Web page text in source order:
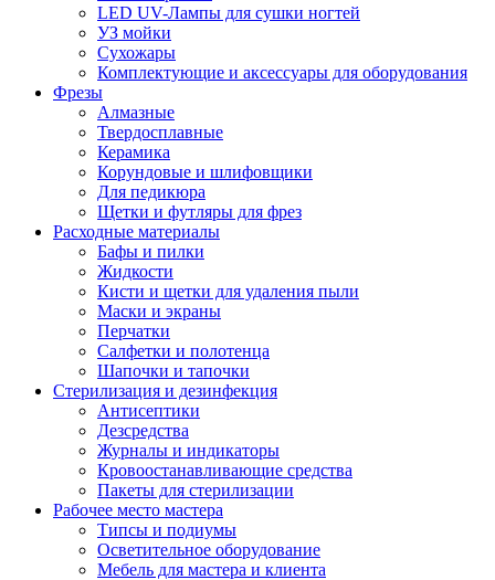
LED UV-Лампы для сушки ногтей
УЗ мойки
Сухожары
Комплектующие и аксессуары для оборудования
Фрезы
Алмазные
Твердосплавные
Керамика
Корундовые и шлифовщики
Для педикюра
Щетки и футляры для фрез
Расходные материалы
Бафы и пилки
Жидкости
Кисти и щетки для удаления пыли
Маски и экраны
Перчатки
Салфетки и полотенца
Шапочки и тапочки
Стерилизация и дезинфекция
Антисептики
Дезсредства
Журналы и индикаторы
Кровоостанавливающие средства
Пакеты для стерилизации
Рабочее место мастера
Типсы и подиумы
Осветительное оборудование
Мебель для мастера и клиента